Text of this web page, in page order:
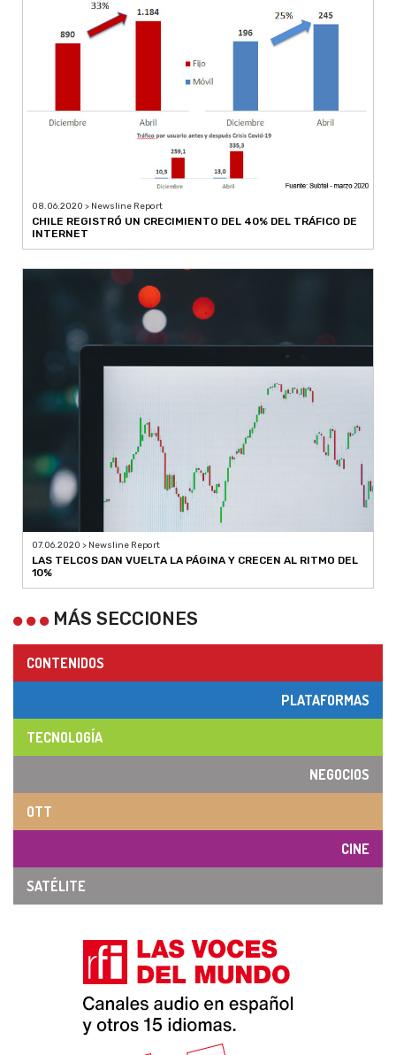
08.06.2020 > Newsline Report
CHILE REGISTRÓ UN CRECIMIENTO DEL 40% DEL TRÁFICO DE
INTERNET
07.06.2020 > Newsline Report
LAS TELCOS DAN VUELTA LA PÁGINA Y CRECEN AL RITMO DEL
10%
MÁS SECCIONES
CONTENIDOS
PLATAFORMAS
TECNOLOGÍA
NEGOCIOS
OTT
CINE
SATÉLITE